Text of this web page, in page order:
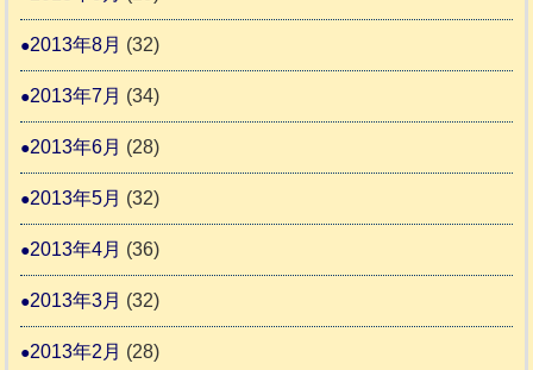
2013年8月 (32)
2013年7月 (34)
2013年6月 (28)
2013年5月 (32)
2013年4月 (36)
2013年3月 (32)
2013年2月 (28)